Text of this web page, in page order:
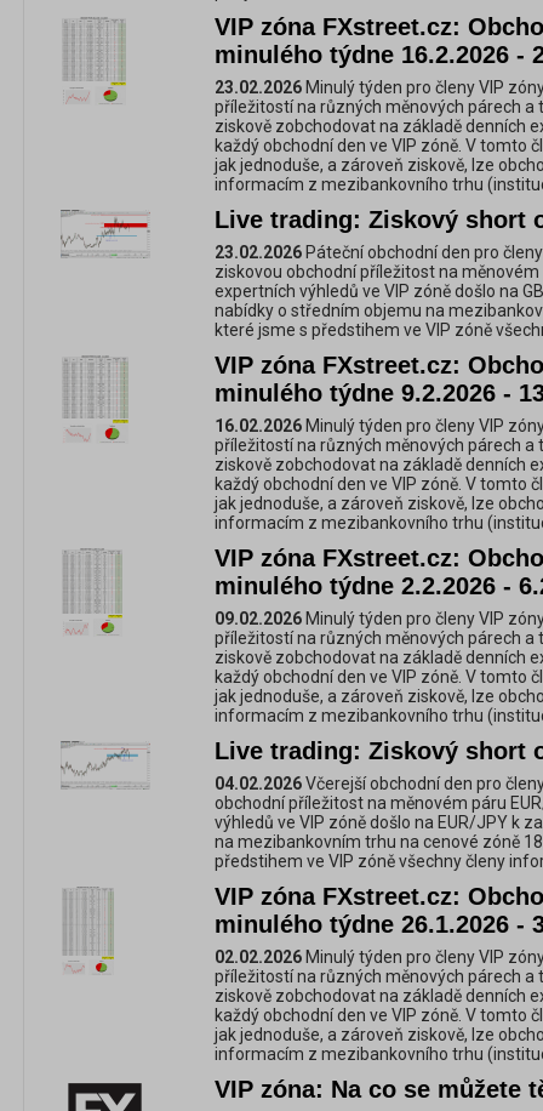
VIP zóna FXstreet.cz:
minulého týdne 16.2.2026 -
23.02.2026 Minulý týden pro členy VIP
příležitostí na různých měnových párech a
ziskově zobchodovat na základě denních
každý obchodní den ve VIP zóně. V tomto
jak jednoduše, a zároveň ziskově, lze
informacím z mezibankovního trhu
Live trading: Ziskový short
23.02.2026 Páteční obchodní den pro
ziskovou obchodní příležitost na měnovém
expertních výhledů ve VIP zóně došlo na
nabídky o středním objemu na
které jsme s předstihem ve VIP zóně
VIP zóna FXstreet.cz:
minulého týdne 9.2.2026 -
16.02.2026 Minulý týden pro členy VIP
příležitostí na různých měnových párech a
ziskově zobchodovat na základě denních
každý obchodní den ve VIP zóně. V tomto
jak jednoduše, a zároveň ziskově, lze
informacím z mezibankovního trhu
VIP zóna FXstreet.cz:
minulého týdne 2.2.2026 -
09.02.2026 Minulý týden pro členy VIP
příležitostí na různých měnových párech a
ziskově zobchodovat na základě denních
každý obchodní den ve VIP zóně. V tomto
jak jednoduše, a zároveň ziskově, lze
informacím z mezibankovního trhu
Live trading: Ziskový short
04.02.2026Včerejší obchodní den pro
obchodní příležitost na měnovém páru
výhledů ve VIP zóně došlo na EUR/JPY k
na mezibankovním trhu na cenové zóně
předstihem ve VIP zóně všechny členy
VIP zóna FXstreet.cz:
minulého týdne 26.1.2026 -
02.02.2026 Minulý týden pro členy VIP
příležitostí na různých měnových párech a
ziskově zobchodovat na základě denních
každý obchodní den ve VIP zóně. V tomto
jak jednoduše, a zároveň ziskově, lze
informacím z mezibankovního trhu
VIP zóna: Na co se můžete